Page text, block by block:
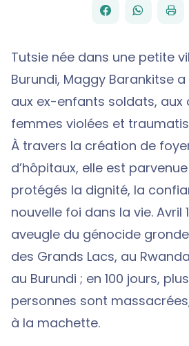
PARTAGER
FACEBOOK
PARTAGER
Tutsie née dans une petite
Burundi, Maggy Barankitse
aux ex-enfants soldats, aux
femmes violées et
À travers la création de
d’hôpitaux, elle est
protégés la dignité, la
nouvelle foi dans la vie. Avril
aveugle du génocide
des Grands Lacs, au
au Burundi ; en 100 jours,
personnes sont
à la machette.